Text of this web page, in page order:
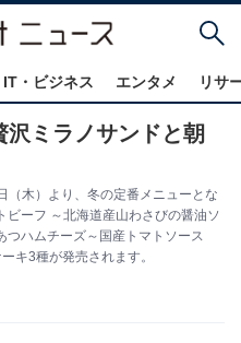
IT・ビジネス エンタメ リサ
沢ミラノサンドと朝
（木）より、冬の定番メニューとな
ビーフ ～北海道産山わさびの醤油ソ
つハムチーズ～国産トマトソース
キ3種が発売されます。